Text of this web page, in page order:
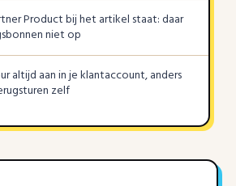
Product bij het artikel staat: daar
niet op
altijd aan in je klantaccount, anders
zelf